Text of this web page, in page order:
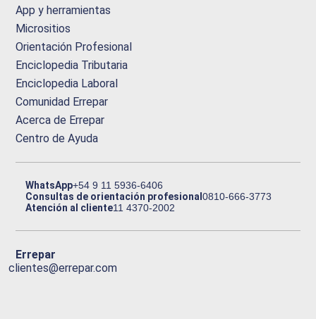
App y herramientas
Micrositios
Orientación Profesional
Enciclopedia Tributaria
Enciclopedia Laboral
Comunidad Errepar
Acerca de Errepar
Centro de Ayuda
WhatsApp+54 9 11 5936-6406
Consultas de orientación profesional0810-666-3773
Atención al cliente11 4370-2002
Errepar
clientes@errepar.com